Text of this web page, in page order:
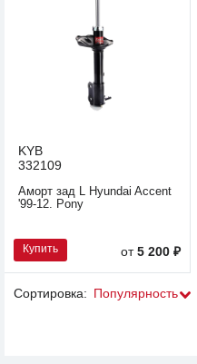
KYB
332109
Аморт зад L Hyundai Accent
'99-12. Pony
Купить от5 200 ₽
Сортировка: Популярность